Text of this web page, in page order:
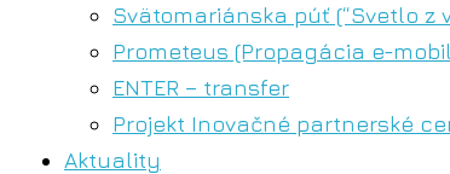
Svätomariánska púť (“Svetlo z
Prometeus (Propagácia e-
ENTER – transfer
Projekt Inovačné partnerské
Aktuality